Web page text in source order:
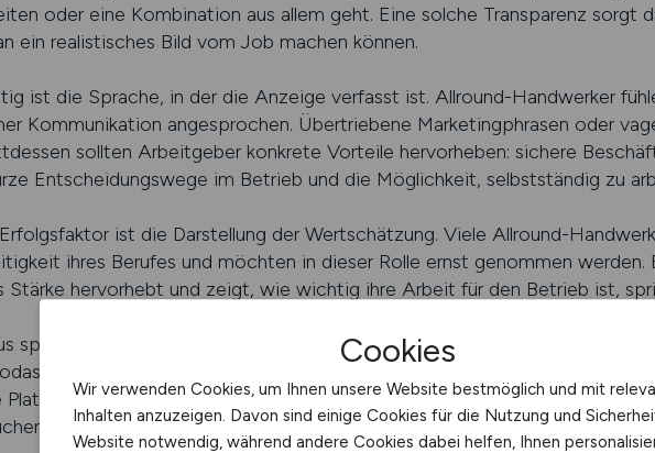
oder eine Kombination aus allem geht. Eine solche Transparenz sorgt
ein realistisches Bild vom Job machen können.
ist die Sprache, in der die Anzeige verfasst ist. Allround-Handwerker
Kommunikation angesprochen. Übertriebene Marketingphrasen oder
sollten Arbeitgeber konkrete Vorteile hervorheben: sichere
Entscheidungswege im Betrieb und die Möglichkeit, selbstständig zu
ist die Darstellung der Wertschätzung. Viele Allround-
ihres Berufes und möchten in dieser Rolle ernst genommen werden.
Stärke hervorhebt und zeigt, wie wichtig ihre Arbeit für den Betrieb ist,
spielt die Sichtbarkeit der Anzeige eine entscheidende Rolle.
die Anzeige dort in der Masse untergeht oder Bewerber erreicht, die
Plattform wie CRAFT.JOBS hingegen sorgt dafür, dass die Anzeige dort
Dadurch wird die Reichweite gezielt erhöht und Streuverlust
Cookies
Wir verwenden Cookies, um Ihnen unsere Website bestmöglich und mit
Inhalten anzuzeigen. Davon sind einige Cookies für die Nutzung und
Website notwendig, während andere Cookies dabei helfen, Ihnen